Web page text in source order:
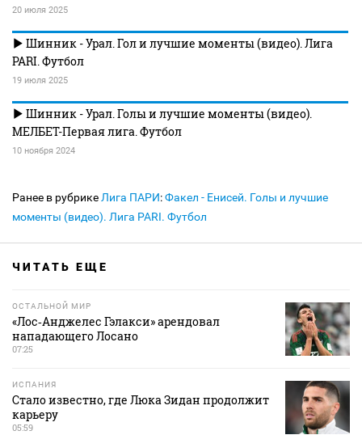
20 июля 2025
Шинник - Урал. Гол и лучшие моменты (видео). Лига
PARI. Футбол
19 июля 2025
Шинник - Урал. Голы и лучшие моменты (видео).
МЕЛБЕТ-Первая лига. Футбол
10 ноября 2024
Ранее в рубрике Лига ПАРИ:Факел - Енисей. Голы и лучшие
моменты (видео). Лига PARI. Футбол
ЧИТАТЬ ЕЩЕ
ОСТАЛЬНОЙ МИР
«Лос‑Анджелес Гэлакси» арендовал
нападающего Лосано
07:25
ИСПАНИЯ
Стало известно, где Люка Зидан продолжит
карьеру
05:59